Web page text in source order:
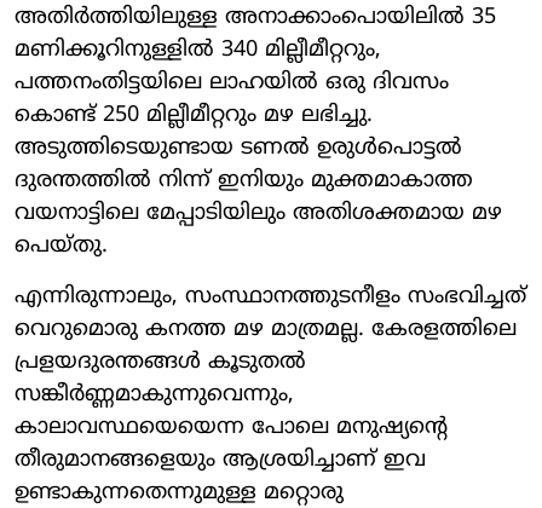
അതിർത്തിയിലുള്ള അനാക്കാംപൊയിലിൽ 35
മണിക്കൂറിനുള്ളിൽ 340 മില്ലീമീറ്ററും,
പത്തനംതിട്ടയിലെ ലാഹയിൽ ഒരു ദിവസം
കൊണ്ട് 250 മില്ലീമീറ്ററും മഴ ലഭിച്ചു.
അടുത്തിടെയുണ്ടായ ടണൽ ഉരുൾപൊട്ടൽ
ദുരന്തത്തിൽ നിന്ന് ഇനിയും മുക്തമാകാത്ത
വയനാട്ടിലെ മേപ്പാടിയിലും അതിശക്തമായ മഴ
പെയ്തു.
എന്നിരുന്നാലും, സംസ്ഥാനത്തുടനീളം സംഭവിച്ചത്
വെറുമൊരു കനത്ത മഴ മാത്രമല്ല. കേരളത്തിലെ
പ്രളയദുരന്തങ്ങൾ കൂടുതൽ
സങ്കീർണ്ണമാകുന്നുവെന്നും,
കാലാവസ്ഥയെയെന്ന പോലെ മനുഷ്യന്റെ
തീരുമാനങ്ങളെയും ആശ്രയിച്ചാണ് ഇവ
ഉണ്ടാകുന്നതെന്നുമുള്ള മറ്റൊരു